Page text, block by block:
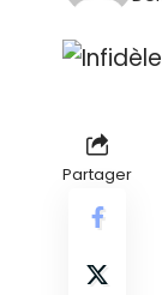
Partager